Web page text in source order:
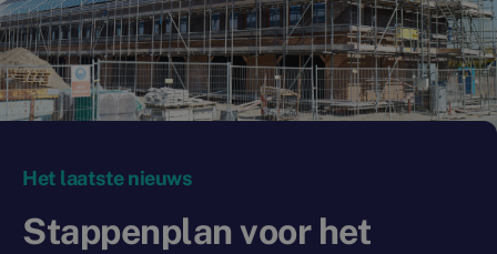
Het laatste nieuws
Stappenplan voor het